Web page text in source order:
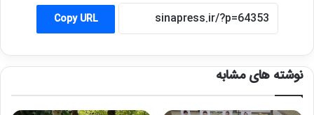
Copy URL
نوشته های مشابه